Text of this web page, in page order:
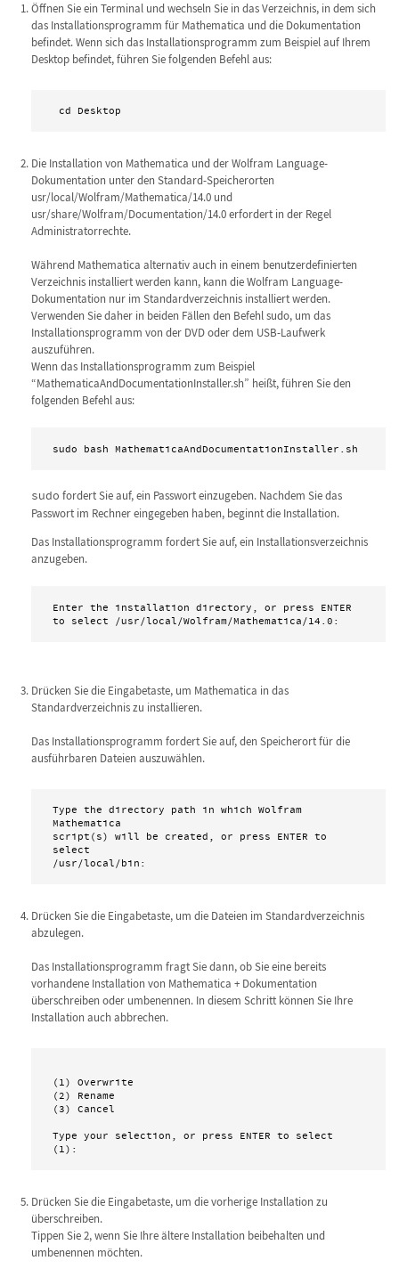
Öffnen Sie ein Terminal und wechseln Sie in das Verzeichnis, in dem sich
das Installationsprogramm für Mathematica und die Dokumentation
befindet. Wenn sich das Installationsprogramm zum Beispiel auf Ihrem
Desktop befindet, führen Sie folgenden Befehl aus:
cd Desktop
Die Installation von Mathematica und der Wolfram Language-
Dokumentation unter den Standard-Speicherorten
usr/local/Wolfram/Mathematica/14.0 und
usr/share/Wolfram/Documentation/14.0 erfordert in der Regel
Administratorrechte.
Während Mathematica alternativ auch in einem benutzerdefinierten
Verzeichnis installiert werden kann, kann die Wolfram Language-
Dokumentation nur im Standardverzeichnis installiert werden.
Verwenden Sie daher in beiden Fällen den Befehl sudo, um das
Installationsprogramm von der DVD oder dem USB-Laufwerk
auszuführen.
Wenn das Installationsprogramm zum Beispiel
“MathematicaAndDocumentationInstaller.sh” heißt, führen Sie den
folgenden Befehl aus:
sudo bash MathematicaAndDocumentationInstaller.sh
sudo fordert Sie auf, ein Passwort einzugeben. Nachdem Sie das
Passwort im Rechner eingegeben haben, beginnt die Installation.
Das Installationsprogramm fordert Sie auf, ein Installationsverzeichnis
anzugeben.
Enter the installation directory, or press ENTER
to select /usr/local/Wolfram/Mathematica/14.0:
Drücken Sie die Eingabetaste, um Mathematica in das
Standardverzeichnis zu installieren.
Das Installationsprogramm fordert Sie auf, den Speicherort für die
ausführbaren Dateien auszuwählen.
Type the directory path in which Wolfram
Mathematica
script(s) will be created, or press ENTER to
select
/usr/local/bin:
Drücken Sie die Eingabetaste, um die Dateien im Standardverzeichnis
abzulegen.
Das Installationsprogramm fragt Sie dann, ob Sie eine bereits
vorhandene Installation von Mathematica + Dokumentation
überschreiben oder umbenennen. In diesem Schritt können Sie Ihre
Installation auch abbrechen.
(1) Overwrite
(2) Rename
(3) Cancel
Type your selection, or press ENTER to select
Drücken Sie die Eingabetaste, um die vorherige Installation zu
überschreiben.
Tippen Sie 2, wenn Sie Ihre ältere Installation beibehalten und
umbenennen möchten.